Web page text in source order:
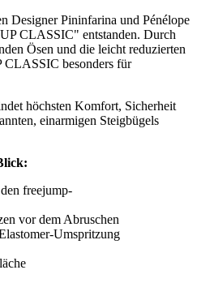
Designer Pininfarina und Pénélope
CLASSIC" entstanden. Durch
Ösen und die leicht reduzierten
CLASSIC besonders für
höchsten Komfort, Sicherheit
einarmigen Steigbügels
freejump-
vor dem Abruschen
Umspritzung